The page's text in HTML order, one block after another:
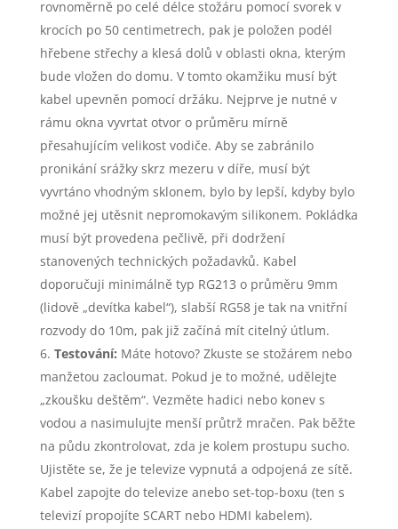
rovnoměrně po celé délce stožáru pomocí svorek v
krocích po 50 centimetrech, pak je položen podél
hřebene střechy a klesá dolů v oblasti okna, kterým
bude vložen do domu. V tomto okamžiku musí být
kabel upevněn pomocí držáku. Nejprve je nutné v
rámu okna vyvrtat otvor o průměru mírně
přesahujícím velikost vodiče. Aby se zabránilo
pronikání srážky skrz mezeru v díře, musí být
vyvrtáno vhodným sklonem, bylo by lepší, kdyby bylo
možné jej utěsnit nepromokavým silikonem. Pokládka
musí být provedena pečlivě, při dodržení
stanovených technických požadavků. Kabel
doporučuji minimálně typ RG213 o průměru 9mm
(lidově „devítka kabel“), slabší RG58 je tak na vnitřní
rozvody do 10m, pak již začíná mít citelný útlum.
Testování: Máte hotovo? Zkuste se stožárem nebo
manžetou zacloumat. Pokud je to možné, udělejte
„zkoušku deštěm“. Vezměte hadici nebo konev s
vodou a nasimulujte menší průtrž mračen. Pak běžte
na půdu zkontrolovat, zda je kolem prostupu sucho.
Ujistěte se, že je televize vypnutá a odpojená ze sítě.
Kabel zapojte do televize anebo set-top-boxu (ten s
televizí propojíte SCART nebo HDMI kabelem).